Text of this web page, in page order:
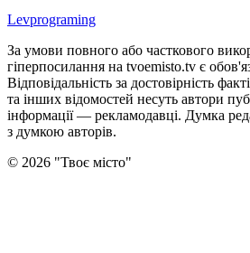
Levprograming
За умови повного або часткового
гіперпосилання на tvoemisto.tv є
Відповідальність за достовірність
та інших відомостей несуть автори
інформації — рекламодавці. Думка
з думкою авторiв.
© 2026 "Твоє місто"